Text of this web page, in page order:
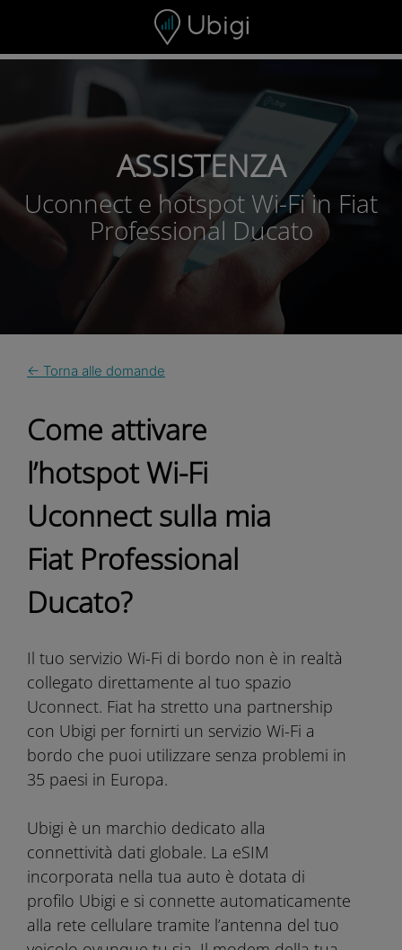
ASSISTENZA
Uconnect e hotspot Wi-Fi in Fiat
Professional Ducato
← Torna alle domande
Come attivare
l’hotspot Wi-Fi
Uconnect sulla mia
Fiat Professional
Ducato?
Il tuo servizio Wi-Fi di bordo non è in realtà
collegato direttamente al tuo spazio
Uconnect. Fiat ha stretto una partnership
con Ubigi per fornirti un servizio Wi-Fi a
bordo che puoi utilizzare senza problemi in
35 paesi in Europa.
Ubigi è un marchio dedicato alla
connettività dati globale. La eSIM
incorporata nella tua auto è dotata di
profilo Ubigi e si connette automaticamente
alla rete cellulare tramite l’antenna del tuo